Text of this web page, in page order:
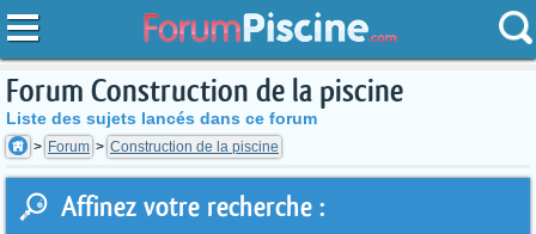
Forum Construction de la piscine
Liste des sujets lancés dans ce forum
Forum Construction de la piscine
Affinez votre recherche :